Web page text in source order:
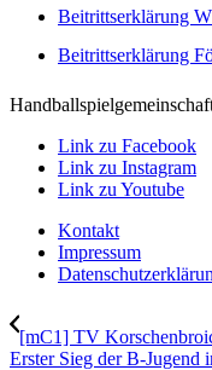
Beitrittserklärung
Beitrittserklärung
Link zu Facebook
Link zu Instagram
Link zu Youtube
Kontakt
Impressum
[mC1] TV
Erster Sieg der B-Jugend